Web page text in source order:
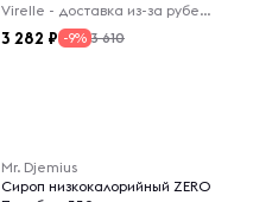
Virelle - доставка из-за рубежа
3 282 -9% 3 610
Mr. Djemius
Сироп низкокалорийный ZERO